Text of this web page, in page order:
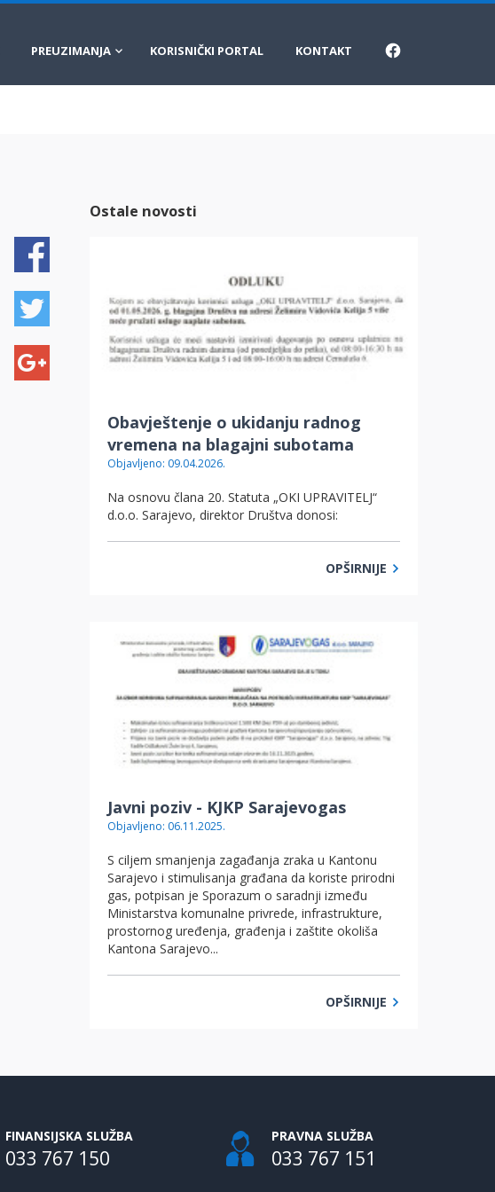
PREUZIMANJA KORISNIČKI PORTAL KONTAKT FACEBOOK
Ostale novosti
Obavještenje o ukidanju radnog
vremena na blagajni subotama
Objavljeno: 09.04.2026.
Na osnovu člana 20. Statuta „OKI UPRAVITELJ“
d.o.o. Sarajevo, direktor Društva donosi:
OPŠIRNIJE
Javni poziv - KJKP Sarajevogas
Objavljeno: 06.11.2025.
S ciljem smanjenja zagađanja zraka u Kantonu
Sarajevo i stimulisanja građana da koriste prirodni
gas, potpisan je Sporazum o saradnji između
Ministarstva komunalne privrede, infrastrukture,
prostornog uređenja, građenja i zaštite okoliša
Kantona Sarajevo...
OPŠIRNIJE
FINANSIJSKA SLUŽBA
033 767 150
PRAVNA SLUŽBA
033 767 151